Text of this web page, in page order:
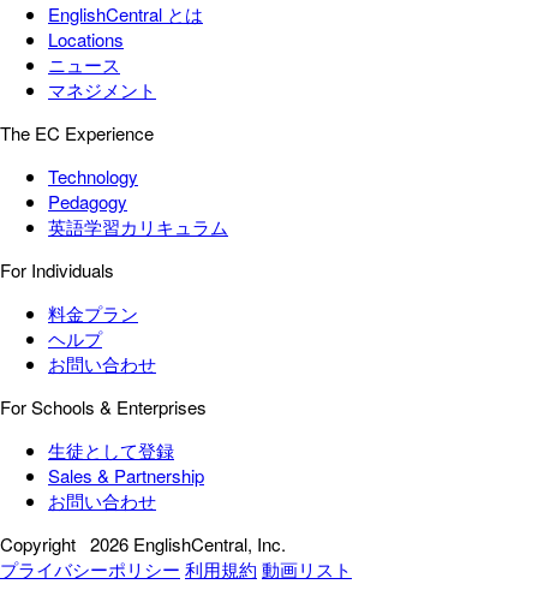
EnglishCentral とは
Locations
ニュース
マネジメント
The EC Experience
Technology
Pedagogy
英語学習カリキュラム
For Individuals
料金プラン
ヘルプ
お問い合わせ
For Schools & Enterprises
生徒として登録
Sales & Partnership
お問い合わせ
Copyright 2026 EnglishCentral, Inc.
プライバシーポリシー 利用規約 動画リスト